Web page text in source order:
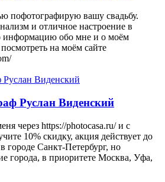
пофотографирую вашу свадьбу.
и отличное настроение в
информацию обо мне и о моём
на моём сайте
Руслан Виденский
через https://photocasa.ru/ и с
10% скидку, акция действует до
городе Санкт-Петербург, но
города, в приоритете Москва, Уфа,